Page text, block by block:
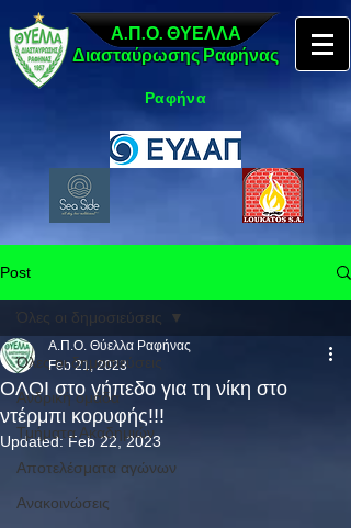
Α.Π.Ο. ΘΥΕΛΛΑ
Διασταύρωσης Ραφήνας
Ραφήνα
Post
Όλες οι δημοσιεύσεις
Ανδρική ομάδα
Τμήματα Ακαδημιών
Αποτελέσματα αγώνων
Ανακοινώσεις
Όλες οι δημοσιεύσεις
ΟΛΟΙ στο γήπεδο για τη νίκη στο
ντέρμπι κορυφής!!!
Α.Π.Ο. Θύελλα Ραφήνας
Feb 21, 2023
Updated:Feb 22, 2023